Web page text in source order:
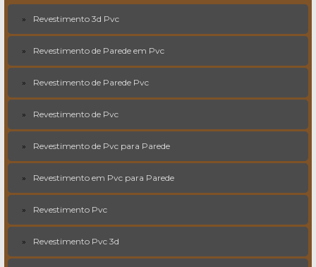
Revestimento 3d Pvc
Revestimento de Parede em Pvc
Revestimento de Parede Pvc
Revestimento de Pvc
Revestimento de Pvc para Parede
Revestimento em Pvc para Parede
Revestimento Pvc
Revestimento Pvc 3d